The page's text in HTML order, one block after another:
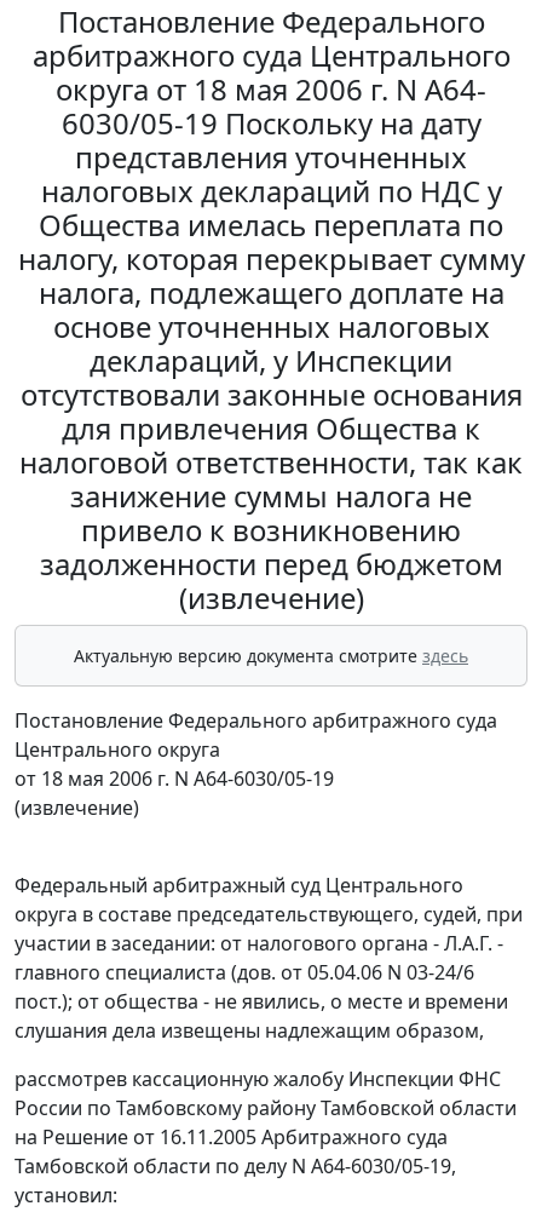
Постановление Федерального
арбитражного суда Центрального
округа от 18 мая 2006 г. N А64-
6030/05-19 Поскольку на дату
представления уточненных
налоговых деклараций по НДС у
Общества имелась переплата по
налогу, которая перекрывает сумму
налога, подлежащего доплате на
основе уточненных налоговых
деклараций, у Инспекции
отсутствовали законные основания
для привлечения Общества к
налоговой ответственности, так как
занижение суммы налога не
привело к возникновению
задолженности перед бюджетом
(извлечение)
Актуальную версию документа смотрите здесь
Постановление Федерального арбитражного суда
Центрального округа
от 18 мая 2006 г. N А64-6030/05-19
(извлечение)
Федеральный арбитражный суд Центрального
округа в составе председательствующего, судей, при
участии в заседании: от налогового органа - Л.А.Г. -
главного специалиста (дов. от 05.04.06 N 03-24/6
пост.); от общества - не явились, о месте и времени
слушания дела извещены надлежащим образом,
рассмотрев кассационную жалобу Инспекции ФНС
России по Тамбовскому району Тамбовской области
на Решение от 16.11.2005 Арбитражного суда
Тамбовской области по делу N А64-6030/05-19,
установил: